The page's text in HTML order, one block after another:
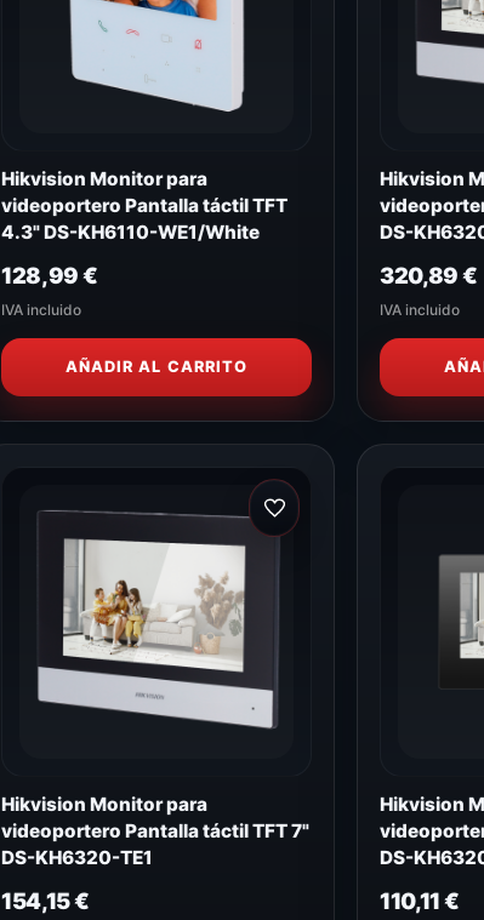
Hikvision Monitor para
videoportero Pantalla táctil TFT
4.3" DS-KH6110-WE1/White
128,99€
IVA incluido
AÑADIR AL CARRITO
Hikvision
DS-
320,89€
IVA incluido
Hikvision Monitor para
videoportero Pantalla táctil TFT 7"
DS-KH6320-TE1
154,15€
Hikvision
DS-
110,11€